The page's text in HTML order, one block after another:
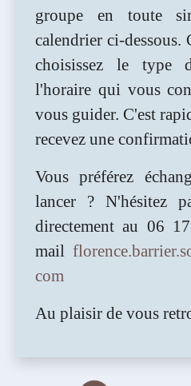
groupe en toute
calendrier ci-dessous.
choisissez le type
l'horaire qui vous
vous guider. C'est
recevez une
Vous préférez
lancer ? N'hésitez
directement au 06
mail
com
Au plaisir de vous